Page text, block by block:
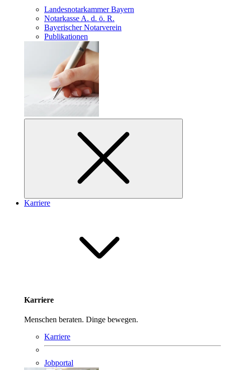
Landesnotarkammer Bayern
Notarkasse A. d. ö. R.
Bayerischer Notarverein
Publikationen
Karriere
Karriere
Menschen beraten. Dinge bewegen.
Karriere
Jobportal